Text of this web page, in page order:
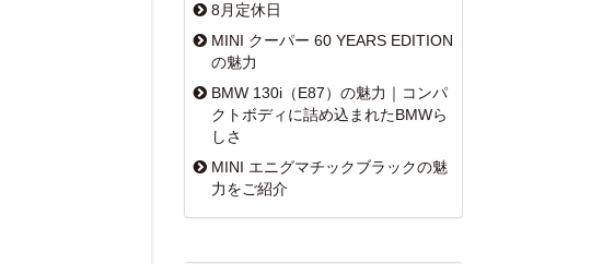
8月定休日
MINI クーパー 60 YEARS EDITION
の魅力
BMW 130i（E87）の魅力｜コンパ
クトボディに詰め込まれたBMWら
しさ
MINI エニグマチックブラックの魅
力をご紹介